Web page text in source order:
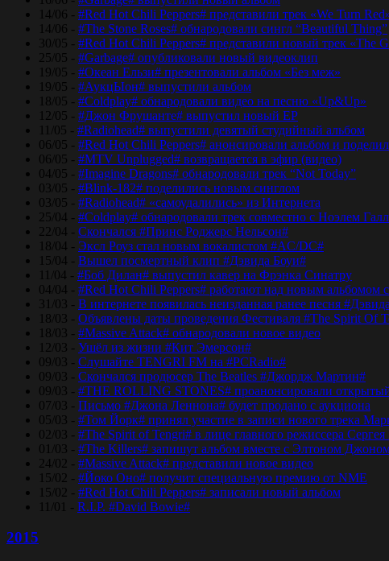
14/06 - #Red Hot Chili Peppers# представили трек «We Turn
14/06 - #The Stone Roses# обнародовали сингл “Beautiful Thing”
30/05 - #Red Hot Chili Peppers# представили новый трек «The
25/05 - #Garbage# опубликовали новый видеоклип
19/05 - #Океан Ельзи# презентовали альбом «Без меж»
19/05 - #АукцЫон# выпустили альбом
18/05 - #Coldplay# обнародовали видео на песню «Up&Up»
12/05 - #Джон Фрушанте# выпустил новый ЕР
11/05 - #Radiohead# выпустили девятый студийный альбом
06/05 - #Red Hot Chili Peppers# анонсировали альбом и
06/05 - #MTV Unplugged# возвращается в эфир (видео)
04/05 - #Imagine Dragons# обнародовали трек “Not Today”
03/05 - #Blink-182# поделились новым синглом
03/05 - #Radiohead# «самоудалились» из Интернета
25/04 - #Coldplay# обнародовали трек совместно с Ноэлем
22/04 - Скончался #Принс Роджерс Нельсон#
18/04 - Эксл Роуз стал новым вокалистом #AC/DC#
15/04 - Вышел посмертный клип #Дэвида Боуи#
11/04 - #Боб Дилан# выпустил кавер на Фрэнка Синатру
04/04 - #Red Hot Chili Peppers# работают над новым альбомом
31/03 - В интернете появилась неизданная ранее песня
18/03 - Объявлены даты проведения Фестиваля #The Spirit Of
18/03 - #Massive Attack# обнародовали новое видео
12/03 - Ушёл из жизни #Кит Эмерсон#
09/03 - Слушайте TENGRI FM на #PCRadio#
09/03 - Скончался продюсер The Beatles #Джордж Мартин#
09/03 - #THE ROLLING STONES# проанонсировали
07/03 - Письмо #Джона Леннона# будет продано с аукциона
05/03 - #Том Йорк# принял участие в записи нового трека
02/03 - #The Spirit of Tengri# в лице главного режиссера
01/03 - #The Killers# запишут альбом вместе с Элтоном
24/02 - #Massive Attack# представили новое видео
15/02 - #Йоко Оно# получит специальную премию от NME
15/02 - #Red Hot Chili Peppers# записали новый альбом
11/01 - R.I.P. #David Bowie#
2015